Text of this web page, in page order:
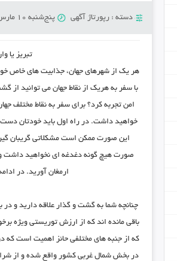
دسته : رپورتاژ آگهی پنج‌شنبه 10 مارس 2022
تبریز یا
هر یک از شهرهای جهان، جذابیت های خاص
با سفر به هریک از نقاط جهان می توانید از
امن تجربه کرد؟ برای سفر به نقاط مختلف
خواهید داشت. در راه اول باید خودتان دست
این صورت ممکن است مشکلاتی گریبان
صورت هیچ گونه دغدغه ای نخواهید داشت و
ارمغان آورید. در
چنانچه شما به گشت و گذار علاقه دارید و در
باقی مانده اند که از ارزش توریستی ویژه
که از جنبه های مختلفی حائز اهمیت است که
در بخش شمال غربی کشور واقع شده و از